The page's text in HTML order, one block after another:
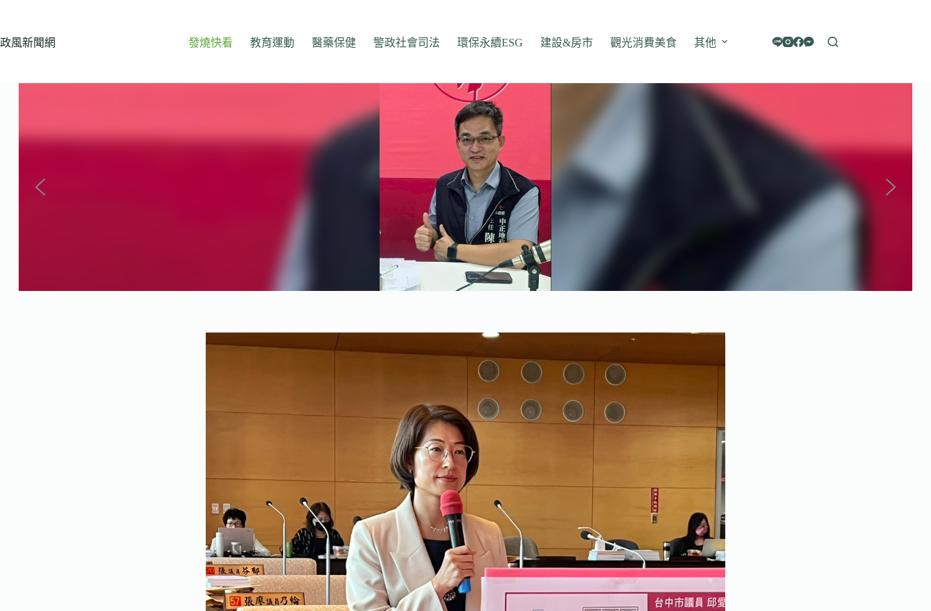
主
政風新聞網 發燒快看 教育運動 醫藥保健 警政社會司法 環保永續ESG 建設&房市 觀光消費美食 其他